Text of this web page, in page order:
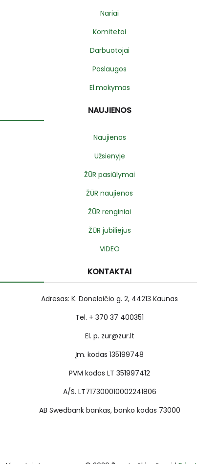
Nariai
Komitetai
Darbuotojai
Paslaugos
El.mokymas
NAUJIENOS
Naujienos
Užsienyje
ŽŪR pasiūlymai
ŽŪR naujienos
ŽŪR renginiai
ŽŪR jubiliejus
VIDEO
KONTAKTAI
Adresas: K. Donelaičio g. 2, 44213 Kaunas
Tel. + 370 37 400351
El. p. zur@zur.lt
Įm. kodas 135199748
PVM kodas LT 351997412
A/S. LT717300010002241806
AB Swedbank bankas, banko kodas 73000